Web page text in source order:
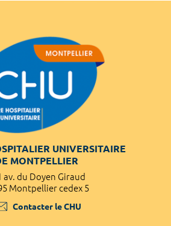
UNIVERSITAIRE
MONTPELLIER
av. du Doyen Giraud
Montpellier cedex 5
Contacter le CHU